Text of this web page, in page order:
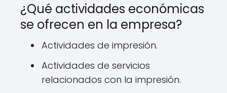
¿Qué actividades económicas
se ofrecen en la empresa?
Actividades de impresión.
Actividades de servicios
relacionados con la impresión.